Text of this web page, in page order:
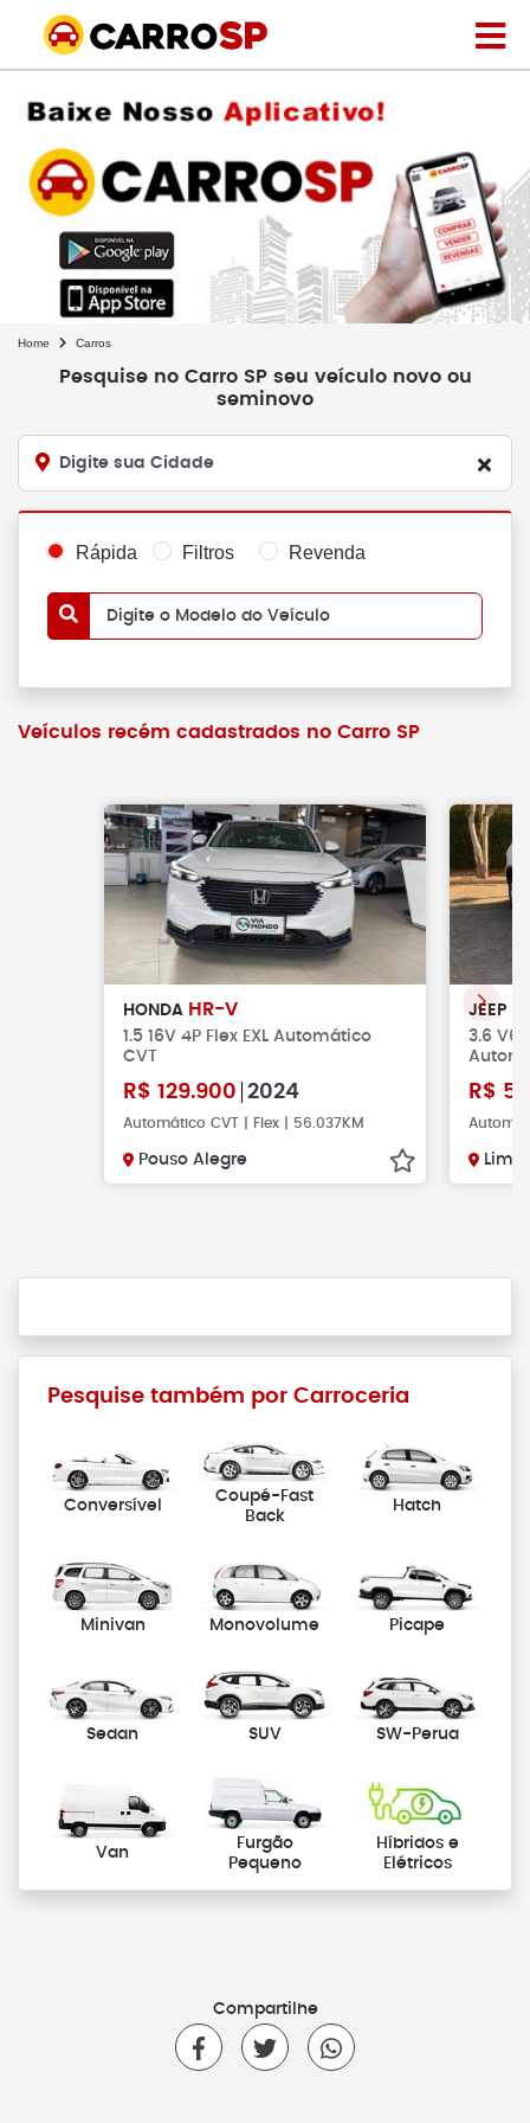
Home Carros
Pesquise no Carro SP seu veículo novo ou
seminovo
Digite sua Cidade
Rápida Filtros Revenda
Digite o Modelo do Veículo
Veículos recém cadastrados no Carro SP
HONDA HR-V
1.5 16V 4P Flex EXL Automático
CVT
R$ 129.900 2024
Automático CVT | Flex | 56.037KM
Pouso Alegre
JEEP
3.6 V6
R$
Pesquise também por Carroceria
Conversível
Coupé-Fast
Back
Hatch
Minivan Monovolume Picape
Sedan SUV SW-Perua
Van
Furgão
Pequeno
Híbridos e
Elétricos
Compartilhe